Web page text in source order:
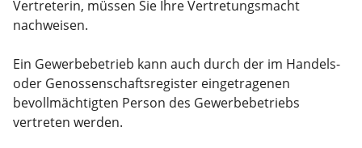
Vertreterin, müssen Sie Ihre Vertretungsmacht
nachweisen.
Ein Gewerbebetrieb kann auch durch der im Handels-
oder Genossenschaftsregister eingetragenen
bevollmächtigten Person des Gewerbebetriebs
vertreten werden.